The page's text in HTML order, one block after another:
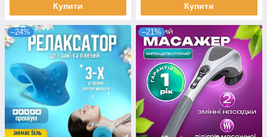
Купити Купити
–24% –21%